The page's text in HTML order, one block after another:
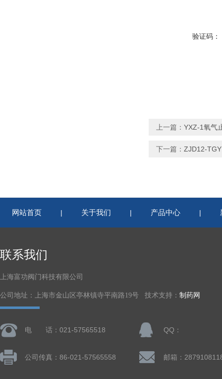
验证码：
上一篇： YXZ-1氧气
下一篇： ZJD12-
网站首页 | 关于我们 | 产品中心 |
联系我们
上海富功阀门科技有限公司
公司地址：上海市金山区亭林镇寺平南路19号 技术支持： 制药网
电 话：021-57565518 QQ：
公司传真：86-021-57565558 邮箱：